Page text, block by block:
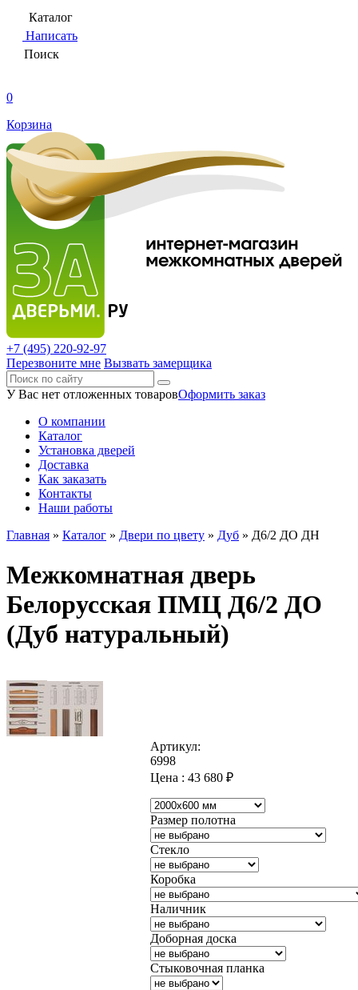
Каталог
Написать
Поиск
0
Корзина
+7 (495) 220-92-97
Перезвоните мне Вызвать замерщика
У Вас нет отложенных товаровОформить заказ
О компании
Каталог
Установка дверей
Доставка
Как заказать
Контакты
Наши работы
Главная » Каталог » Двери по цвету » Дуб » Д6/2 ДО ДН
Межкомнатная дверь
Белорусская ПМЦ Д6/2 ДО
(Дуб натуральный)
Артикул:
6998
Цена : 43 680 ₽
Размер полотна
Стекло
Коробка
Наличник
Доборная доска
Стыковочная планка